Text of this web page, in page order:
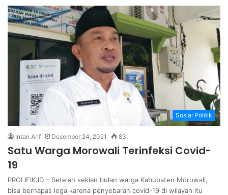
Sosial Politik
Intan Arif Desember 24, 2021 83
Satu Warga Morowali Terinfeksi Covid-
19
PROLIFIK.ID – Setelah sekian bulan warga Kabupaten Morowali,
bisa bernapas lega karena penyebaran covid-19 di wilayah itu